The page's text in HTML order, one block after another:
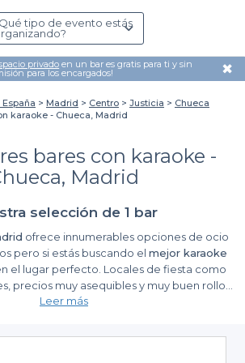
tipo de evento estás
privado en un bar es gratis para ti y sin
para los encargados! ✖
Madrid Centro Justicia
Chueca
karaoke - Chueca, Madrid
bares con karaoke -
Madrid
selección de 1 bar
ofrece innumerables opciones de ocio
pero si estás buscando el mejor karaoke
el lugar perfecto. Locales de fiesta como
precios muy asequibles y muy buen rollo.
de los más cosmopolitas y divertidos del
nos cabe duda de que si eliges esta zona
con tus amigos o para hacer un evento
Leer más